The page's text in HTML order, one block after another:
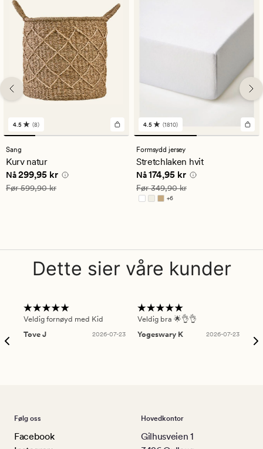
8
anmeldelser
med
en
gjennomsnittlig
vurdering
på
4.5
4.5 (8)
Sang
Kurv natur
Nåværende pris
Nå299,95 kr
Vanlig pris 599,90 kr
Før599,90 kr
1810
anmeldelser
med
en
gjennomsnittlig
vurdering
på
4.5
4.5 (1810)
Formsydd jersey
Stretchlaken hvit
Nåværende pris
Nå174,95 kr
Vanlig pris 349,90 kr
Før349,90 kr
+6
Tilgjengelig i flere farger
Dette sier våre kunder
Veldig fornøyd med Kid
Tove J
2026-07-23
Veldig bra 🌟👌👌
Yogeswary K
2026-07-23
Følg oss
Facebook
Hovedkontor
Gilhusveien 1